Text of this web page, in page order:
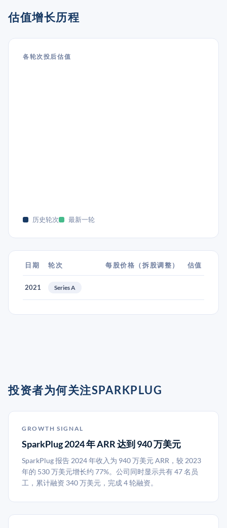
估值增长历程
各轮次投后估值
历史轮次 最新一轮
日期 轮次 每股价格（拆股调整） 估值
2021 Series A
投资者为何关注SPARKPLUG
GROWTH SIGNAL
SparkPlug 2024 年 ARR 达到 940 万美元
SparkPlug 报告 2024 年收入为 940 万美元 ARR，较 2023
年的 530 万美元增长约 77%。公司同时显示共有 47 名员
工，累计融资 340 万美元，完成 4 轮融资。